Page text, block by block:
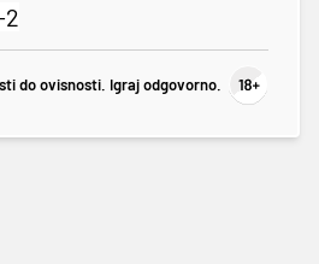
2
do ovisnosti. Igraj odgovorno.